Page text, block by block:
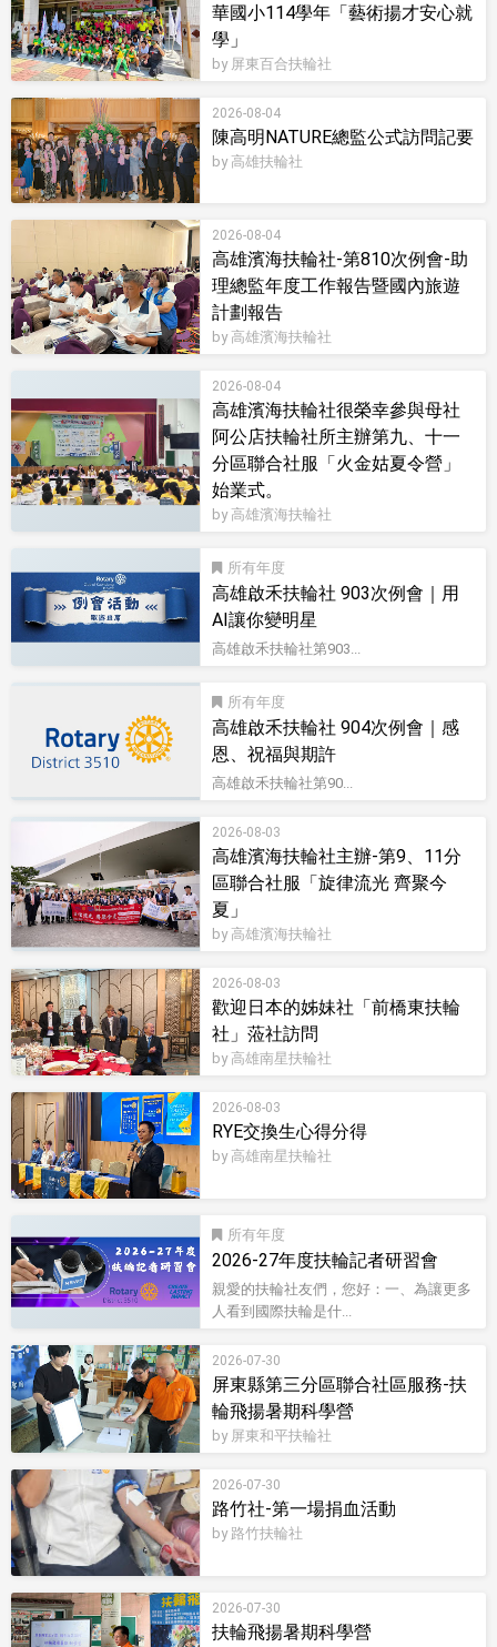
華國小114學年「藝術揚才安心就
學」
by 屏東百合扶輪社
2026-08-04
陳高明NATURE總監公式訪問記要
by 高雄扶輪社
2026-08-04
高雄濱海扶輪社-第810次例會-助
理總監年度工作報告暨國內旅遊
計劃報告
by 高雄濱海扶輪社
2026-08-04
高雄濱海扶輪社很榮幸參與母社
阿公店扶輪社所主辦第九、十一
分區聯合社服「火金姑夏令營」
始業式。
by 高雄濱海扶輪社
所有
高雄啟禾扶輪社 903次例會｜用
AI讓你變明星
高雄啟禾扶輪社第903...
所有
高雄啟禾扶輪社 904次例會｜感
恩、祝福與期許
高雄啟禾扶輪社第90...
2026-08-03
高雄濱海扶輪社主辦-第9、11分
區聯合社服「旋律流光 齊聚今
夏」
by 高雄濱海扶輪社
2026-08-03
歡迎日本的姊妹社「前橋東扶輪
社」蒞社訪問
by 高雄南星扶輪社
2026-08-03
RYE交換生心得分得
by 高雄南星扶輪社
所有
2026-27年度扶輪記者研習會
親愛的扶輪社友們，您好：一、為讓更多
人看到國際扶輪是什...
2026-07-30
屏東縣第三分區聯合社區服務-扶
輪飛揚暑期科學營
by 屏東和平扶輪社
2026-07-30
路竹社-第一場捐血活動
by 路竹扶輪社
2026-07-30
扶輪飛揚暑期科學營